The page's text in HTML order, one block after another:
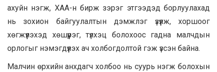
ахуйн нэгж, ХАА-н бирж зэрэг этгээдэд борлуулахад
нь зохион байгуулалтын дэмжлэг үзүүлж, хоршоог
хөгжүүлэхэд хөшүүрэг, түлхэц болохоос гадна малчдын
орлогыг нэмэгдүүлэх ач холбогдолтой гэж үзсэн байна.
Малчин өрхийн анхдагч холбоо нь суурь нэгж болохын